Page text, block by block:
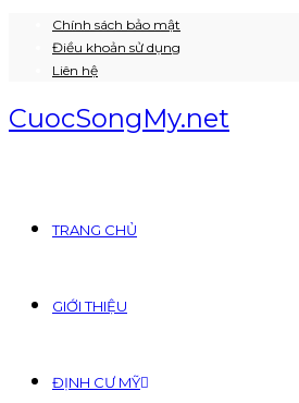
content
Chính sách bảo mật
Điều khoản sử dụng
Liên hệ
CuocSongMy.net
TRANG CHỦ
GIỚI THIỆU
ĐỊNH CƯ MỸ